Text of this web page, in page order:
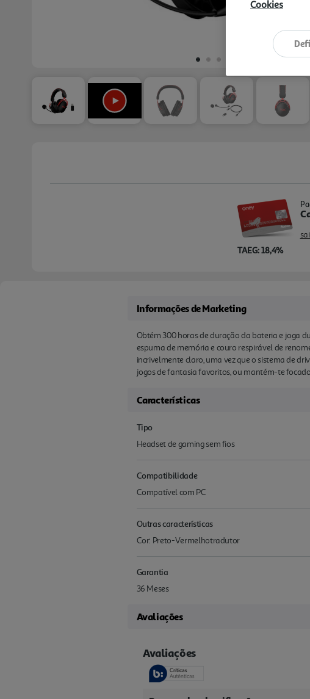
TAEG: 18,4%
Informações de Marketing
Obtém 300 horas de duração da bateria e joga
espuma de memória e couro respirável de
incrivelmente claro, uma vez que o sistema de
jogos de fantasia favoritos, ou mantém-te
Características
Tipo
Headset de gaming sem fios
Compatibilidade
Compatível com PC
Outras características
Cor: Preto-Vermelhotradutor
Garantia
36 Meses
Avaliações
Cookies